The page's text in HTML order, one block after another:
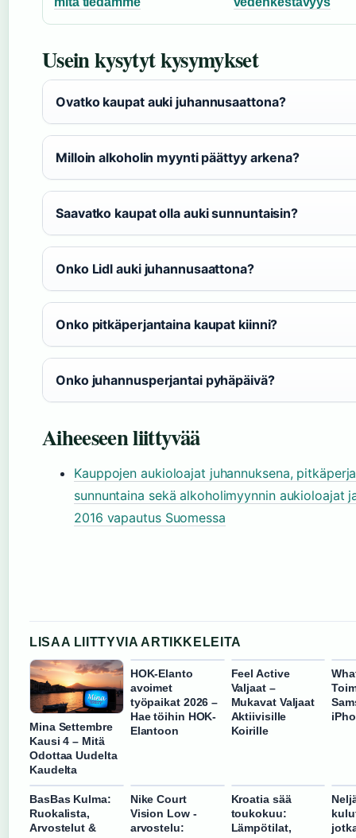
Usein kysytyt kysymykset
Ovatko kaupat auki juhannusaattona?
Milloin alkoholin myynti päättyy arkena?
Saavatko kaupat olla auki sunnuntaisin?
Onko Lidl auki juhannusaattona?
Onko pitkäperjantaina kaupat kiinni?
Onko juhannusperjantai pyhäpäivä?
Aiheeseen liittyvää
Kauppojen aukioloajat juhannuksena,
sunnuntaina sekä alkoholimyynnin aukioloajat
2016 vapautus Suomessa
LISAA LIITTYVIA ARTIKKELEITA
Mina Settembre
Kausi 4 – Mitä
Odottaa Uudelta
Kaudelta
HOK-Elanto
avoimet
työpaikat 2026 –
Hae töihin HOK-
Elantoon
Feel Active
Valjaat –
Mukavat Valjaat
Aktiivisille
Koirille
BasBas Kulma:
Ruokalista,
Arvostelut &
Nike Court
Vision Low -
arvostelu:
Kroatia sää
toukokuu:
Lämpötilat,